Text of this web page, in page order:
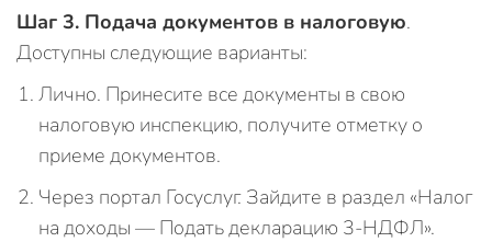
Шаг 3. Подача документов в налоговую.
Доступны следующие варианты:
Лично. Принесите все документы в свою
налоговую инспекцию, получите отметку о
приеме документов.
Через портал Госуслуг. Зайдите в раздел «Налог
на доходы — Подать декларацию 3‑НДФЛ».